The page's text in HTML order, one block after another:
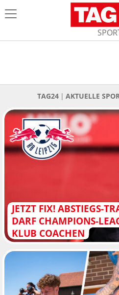
TAG24 AKTUELLE
JETZT FIX! ABSTIEGS-
DARF CHAMPIONS-
KLUB COACHEN